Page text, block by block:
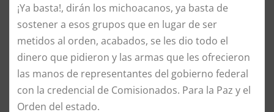
¡Ya basta!, dirán los michoacanos, ya basta de
sostener a esos grupos que en lugar de ser
metidos al orden, acabados, se les dio todo el
dinero que pidieron y las armas que les ofrecieron
las manos de representantes del gobierno federal
con la credencial de Comisionados. Para la Paz y el
Orden del estado.